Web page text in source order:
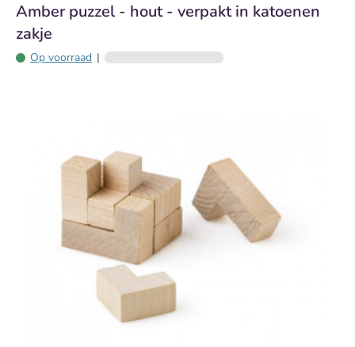
Amber puzzel - hout - verpakt in katoenen
zakje
Op voorraad |